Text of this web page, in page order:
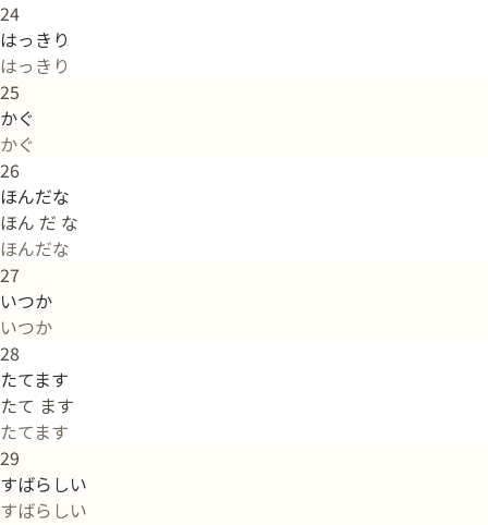
24
はっきり
はっきり
25
かぐ
かぐ
26
ほんだな
ほん だ な
ほんだな
27
いつか
いつか
28
たてます
たて ます
たてます
29
すばらしい
すばらしい